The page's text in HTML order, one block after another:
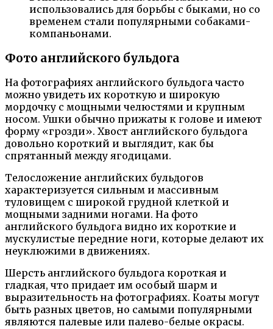
использовались для борьбы с быками, но со
временем стали популярными собаками-
компаньонами.
Фото английского бульдога
На фотографиях английского бульдога часто
можно увидеть их короткую и широкую
мордочку с мощными челюстями и крупным
носом. Ушки обычно прижаты к голове и имеют
форму «грозди». Хвост английского бульдога
довольно короткий и выглядит, как бы
спрятанный между ягодицами.
Телосложение английских бульдогов
характеризуется сильным и массивным
туловищем с широкой грудной клеткой и
мощными задними ногами. На фото
английского бульдога видно их короткие и
мускулистые передние ноги, которые делают их
неуклюжими в движениях.
Шерсть английского бульдога короткая и
гладкая, что придает им особый шарм и
выразительность на фотографиях. Коаты могут
быть разных цветов, но самыми популярными
являются палевые или палево-белые окрасы.